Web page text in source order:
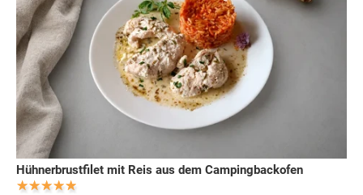
Hühnerbrustfilet mit Reis aus dem Campingbackofen